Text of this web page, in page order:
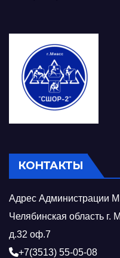
КОНТАКТЫ
Адрес
Челябинская область
д.32 оф.7
+7(3513) 55-05-08